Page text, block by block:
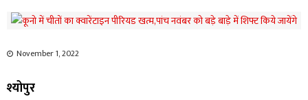
November 1, 2022
श्योपुर